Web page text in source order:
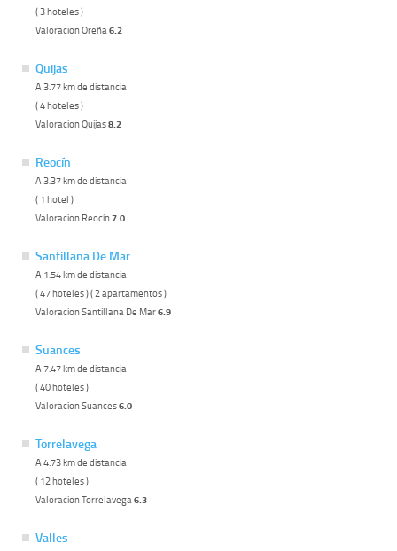
( 3 hoteles )
Valoracion Oreña6.2
Quijas
A 3.77 km de distancia
( 4 hoteles )
Valoracion Quijas8.2
Reocín
A 3.37 km de distancia
( 1 hotel )
Valoracion Reocín7.0
Santillana De Mar
A 1.54 km de distancia
( 47 hoteles ) ( 2 apartamentos )
Valoracion Santillana De Mar6.9
Suances
A 7.47 km de distancia
( 40 hoteles )
Valoracion Suances6.0
Torrelavega
A 4.73 km de distancia
( 12 hoteles )
Valoracion Torrelavega6.3
Valles